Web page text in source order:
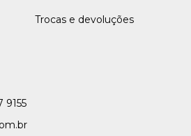
Trocas e devoluções
9155